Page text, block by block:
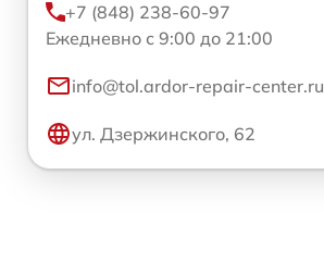
+7 (848) 238-60-97
Ежедневно с 9:00 до 21:00
info@tol.ardor-repair-center.ru
ул. Дзержинского, 62